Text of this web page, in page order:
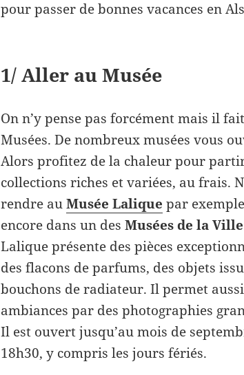
pour passer de bonnes vacances en
1/ Aller au Musée
On n’y pense pas forcément mais il
Musées. De nombreux musées vous
Alors profitez de la chaleur pour
collections riches et variées, au frais.
rendre auMusée Lalique par
encore dans un desMusées de la
Laliqueprésente des pièces
des flacons de parfums, des objets
bouchons de radiateur. Il permet
ambiances par des photographies
Il est ouvert jusqu’au mois de
18h30, y compris les jours fériés.